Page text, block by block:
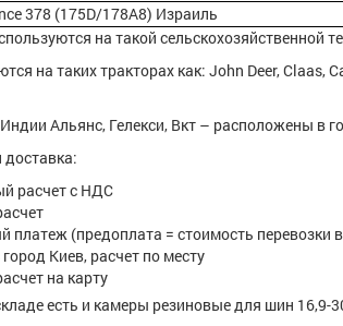
378 (175D/178A8) Израиль
на такой сельскохозяйственной
на таких тракторах как: John Deer, Claas,
Альянс, Гелекси, Вкт – расположены в
расчет с НДС
платеж (предоплата = стоимость перевозки
Киев, расчет по месту
на карту
есть и камеры резиновые для шин 16,9-